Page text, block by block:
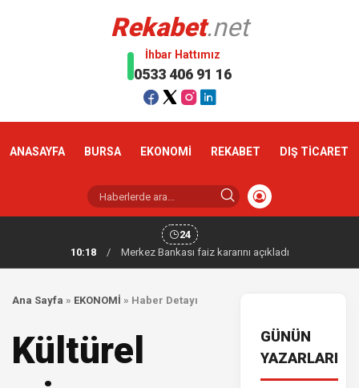
Rekabet.net
İhbar Hattımız
0533 406 91 16
ANASAYFA BURSA EKONOMİ REKABET DIŞ TİCARET
24
10:18
/ Merkez Bankası faiz kararını açıkladı
Ana Sayfa » EKONOMİ » Haber Detayı
Kültürel
GÜNÜN
YAZARLARI